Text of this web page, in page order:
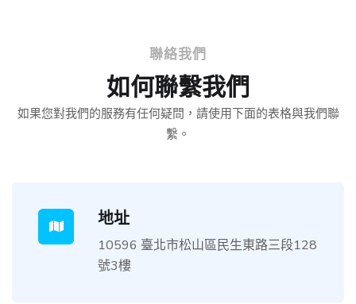
聯絡我們
如何聯繫我們
如果您對我們的服務有任何疑問，請使用下面的表格與我們聯
繫。
地址
10596 臺北市松山區民生東路三段128
號3樓